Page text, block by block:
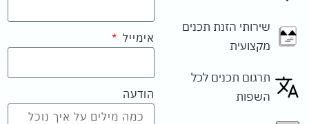
שירותי הזנת תכנים
מקצועית
תרגום תכנים לכל
השפות
אימייל
הודעה